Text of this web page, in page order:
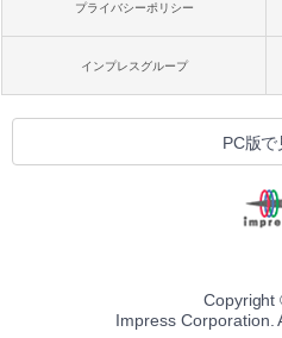
プライバシーポリシー
インプレスグループ
PC版で
Copyright
Impress Corporation.